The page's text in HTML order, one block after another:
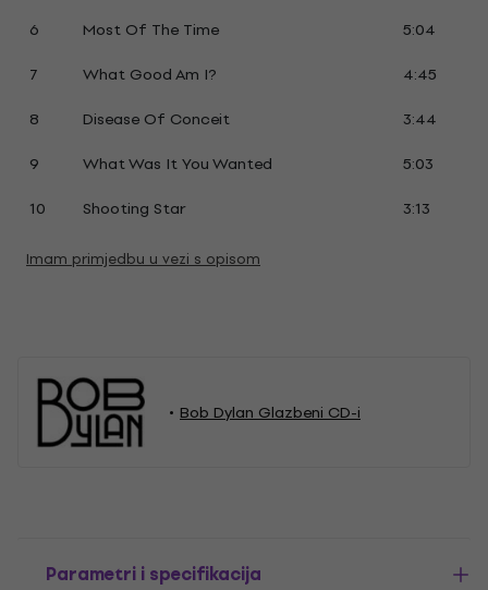
6
Most Of The Time
5:04
7
What Good Am I?
4:45
8
Disease Of Conceit
3:44
9
What Was It You Wanted
5:03
10
Shooting Star 3:13
Imam primjedbu u vezi s opisom
Bob Dylan Glazbeni CD-i
Parametri i specifikacija